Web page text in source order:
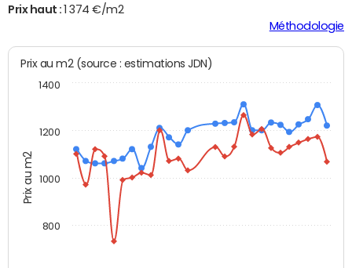
Prix haut :
1 374 €/m2
Méthodologie
Prix au m2
Prix au m2 (source : estimations JDN)
800
1000
1200
1400